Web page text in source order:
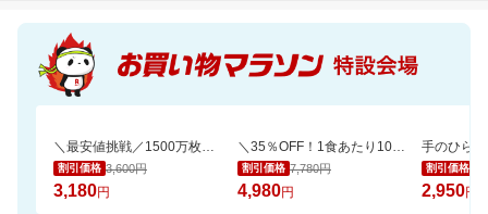
＼最安値挑戦／1500万枚売れてる★ふかふかホテルバスタオル2枚セットが20周年SALE！
割引価格 3,600円
3,180円
＼35％OFF！1食あたり104円／お茶碗約1杯分！パックご飯 150g×48食
割引価格 7,780円
4,980円
割引価格
2,950円